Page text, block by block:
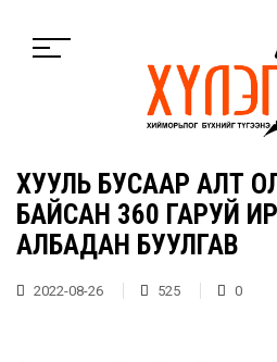
ХУУЛЬ БУСААР АЛТ
БАЙСАН 360 ГАРУЙ
АЛБАДАН БУУЛГАВ
2022-08-26 525 0